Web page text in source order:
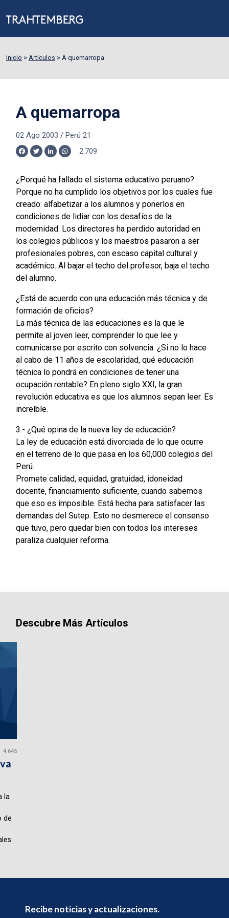
Inicio > Artículos > A quemarropa
A quemarropa
02 Ago 2003 / Perú 21
Facebook
TwitterLinkedInWhatsApp
2.709
¿Porqué ha fallado el sistema educativo peruano?
Porque no ha cumplido los objetivos por los cuales fue
creado: alfabetizar a los alumnos y ponerlos en
condiciones de lidiar con los desafíos de la
modernidad. Los directores ha perdido autoridad en
los colegios públicos y los maestros pasaron a ser
profesionales pobres, con escaso capital cultural y
académico. Al bajar el techo del profesor, baja el techo
del alumno.
¿Está de acuerdo con una educación más técnica y de
formación de oficios?
La más técnica de las educaciones es la que le
permite al joven leer, comprender lo que lee y
comunicarse por escrito con solvencia. ¿Si no lo hace
al cabo de 11 años de escolaridad, qué educación
técnica lo pondrá en condiciones de tener una
ocupación rentable? En pleno siglo XXI, la gran
revolución educativa es que los alumnos sepan leer. Es
increíble.
3.- ¿Qué opina de la nueva ley de educación?
La ley de educación está divorciada de lo que ocurre
en el terreno de lo que pasa en los 60,000 colegios del
Perú.
Promete calidad, equidad, gratuidad, idoneidad
docente, financiamiento suficiente, cuando sabemos
que eso es imposible. Está hecha para satisfacer las
demandas del Sutep. Esto no desmerece el consenso
que tuvo, pero quedar bien con todos los intereses
paraliza cualquier reforma.
Descubre Más Artículos
4.645
la
de
Recibe noticias y actualizaciones.